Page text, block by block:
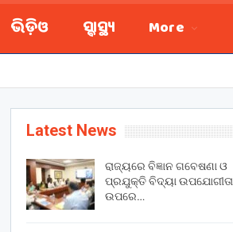
ଭିଡ଼ିଓ ସ୍ବାସ୍ଥ୍ୟ More
Latest News
ରାଜ୍ୟରେ ବିଜ୍ଞାନ ଗବେଷଣା ଓ
ପ୍ରଯୁକ୍ତି ବିଦ୍ୟା ଉପଯୋଗୀତା
ଉପରେ…